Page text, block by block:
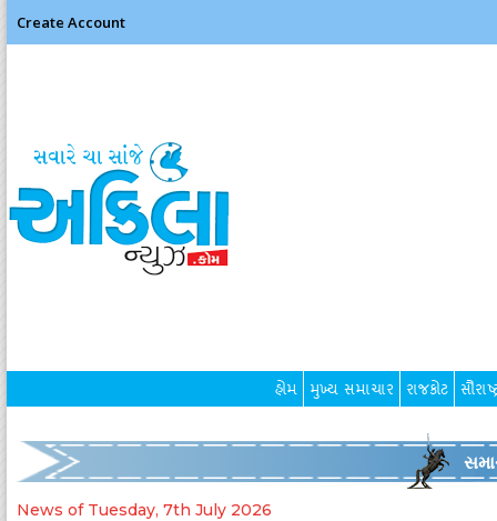
Create Account
હોમ મુખ્ય સમાચાર રાજકોટ
News of Tuesday, 7th July 2026